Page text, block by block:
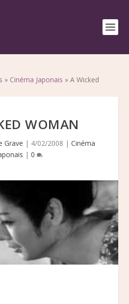
» Cinéma Japonais »A Wicked
WOMAN
Grave | 4/02/2008 | Cinéma
| 0